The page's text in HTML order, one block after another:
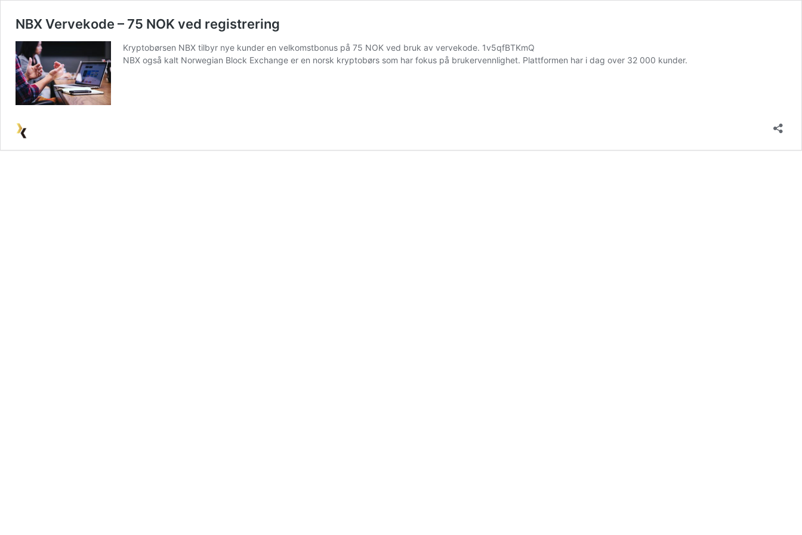
NBX Vervekode – 75 NOK ved registrering
Kryptobørsen NBX tilbyr nye kunder en velkomstbonus på 75 NOK ved bruk av vervekode. 1v5qfBTKmQ
NBX også kalt Norwegian Block Exchange er en norsk kryptobørs som har fokus på brukervennlighet. Plattformen har i dag over 32 000 kunder.